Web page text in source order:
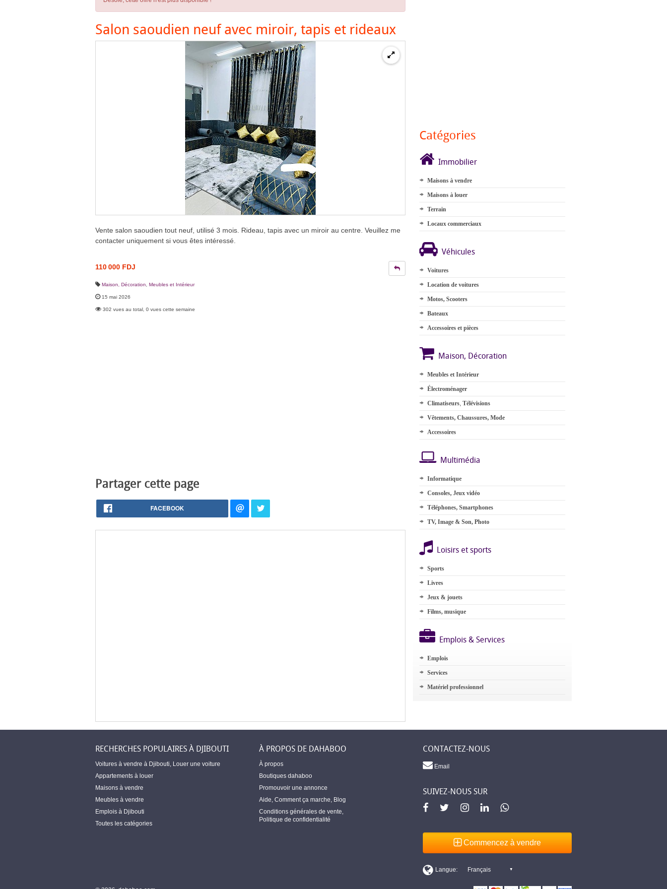
Salon saoudien neuf avec miroir, tapis et rideaux
Vente salon saoudien tout neuf, utilisé 3 mois. Rideau, tapis avec un miroir au centre. Veuillez me
contacter uniquement si vous êtes intéressé.
110 000 FDJ
Maison, Décoration Meubles et Intérieur
15 mai 2026
302 vues au total, 0 vues cette semaine
Partager cette page
FACEBOOK
Catégories
Immobilier
Maisons à vendre
Maisons à louer
Terrain
Locaux commerciaux
Véhicules
Voitures
Location de voitures
Motos, Scooters
Bateaux
Accessoires et pièces
Maison, Décoration
Meubles et Intérieur
Électroménager
Climatiseurs, Télévisions
Vêtements, Chaussures, Mode
Accessoires
Multimédia
Informatique
Consoles, Jeux vidéo
Téléphones, Smartphones
TV, Image & Son, Photo
Loisirs et sports
Sports
Livres
Jeux & jouets
Films, musique
Emplois & Services
Emplois
Services
Matériel professionnel
RECHERCHES POPULAIRES À DJIBOUTI
Voitures à vendre à Djibouti Louer une voiture
Appartements à louer
Maisons à vendre
Meubles à vendre
Emplois à Djibouti
Toutes les catégories
À PROPOS DE DAHABOO
À propos
Boutiques dahaboo
Promouvoir une annonce
Aide Comment ça marche Blog
Conditions générales de vente
Politique de confidentialité
CONTACTEZ-NOUS
Email
SUIVEZ-NOUS SUR
Commencez à vendre